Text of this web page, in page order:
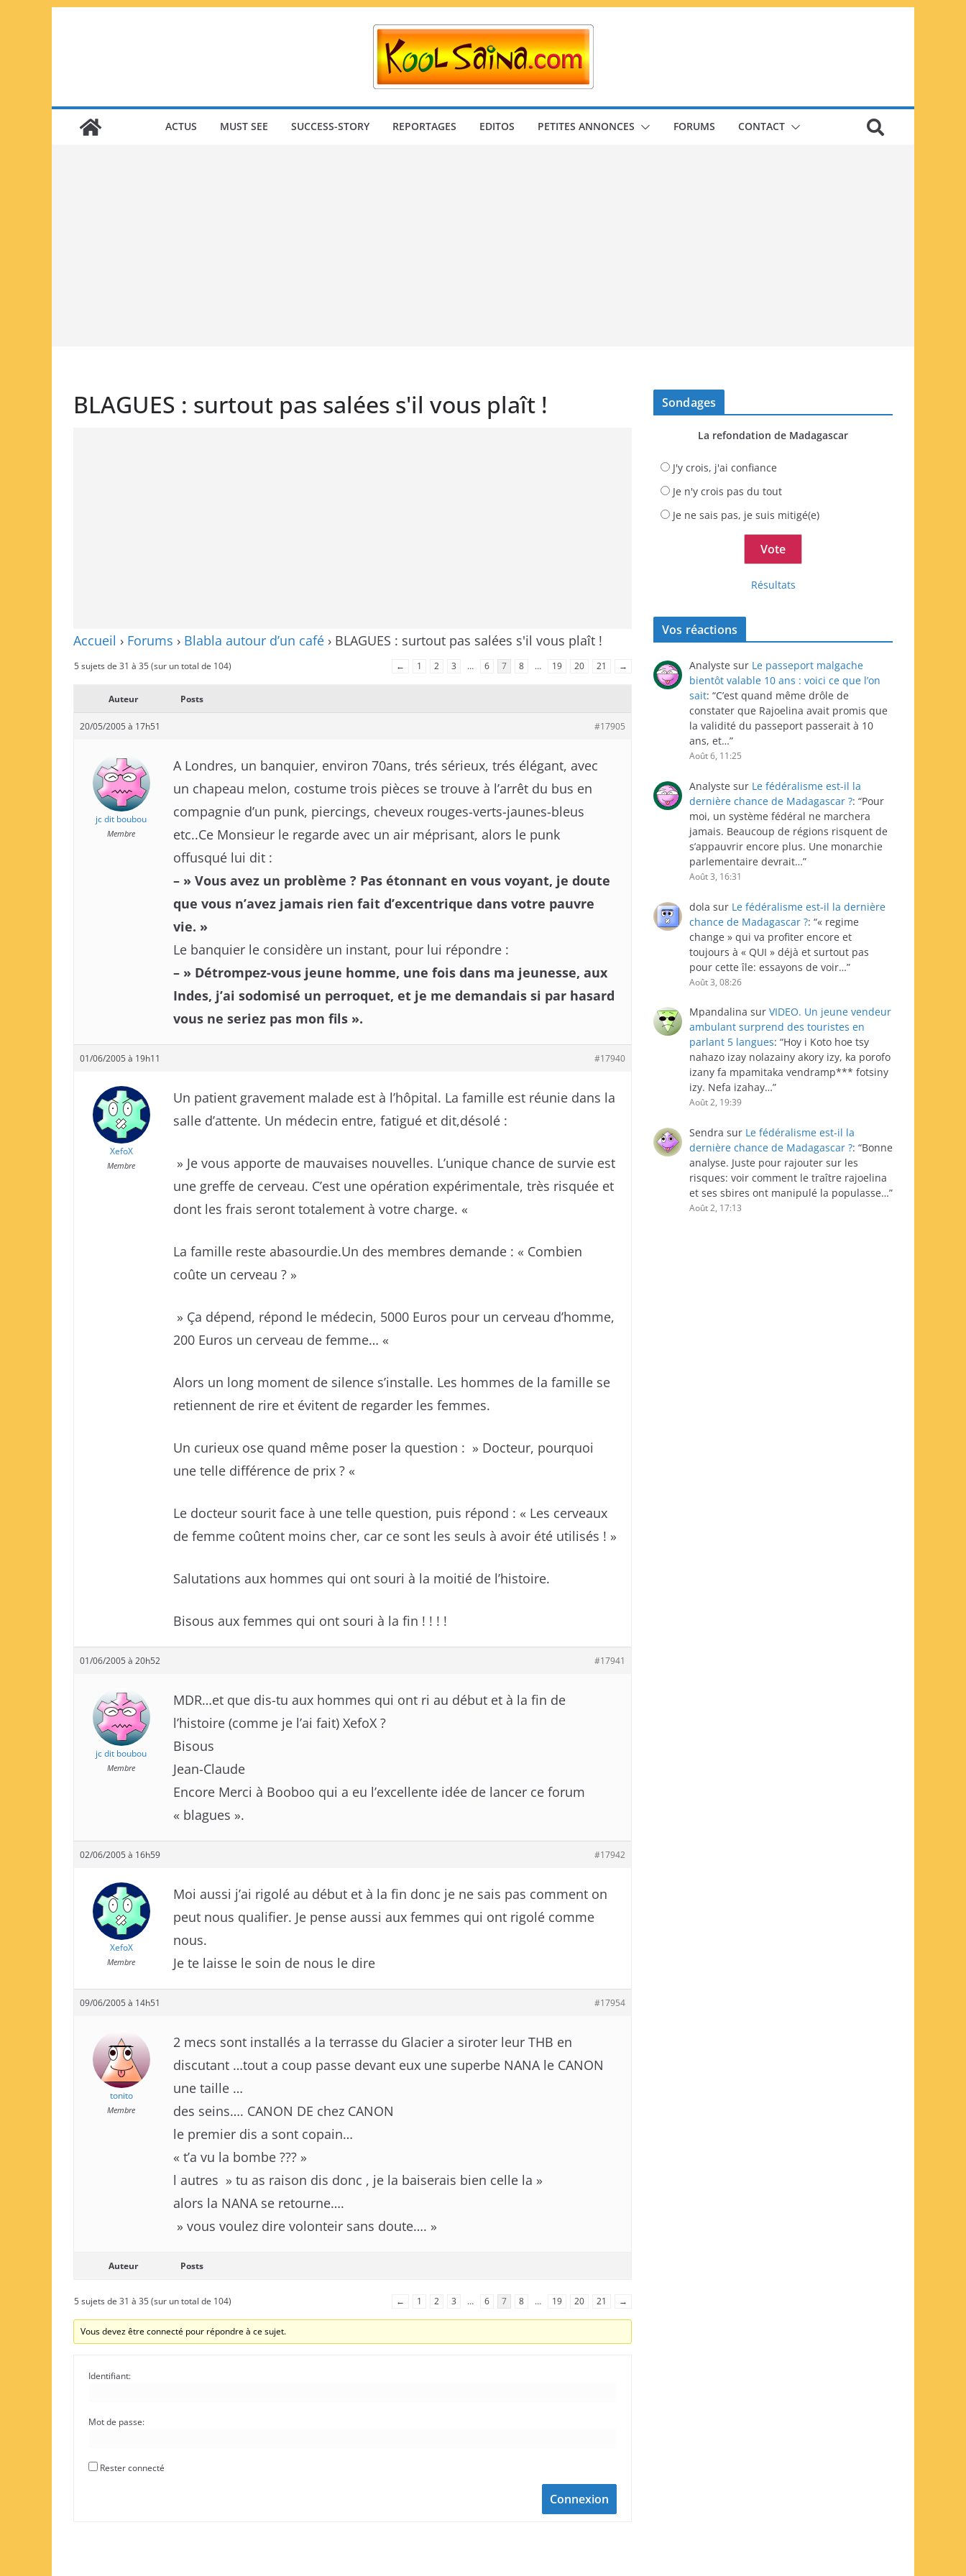
ACTUS MUST SEE SUCCESS-STORY REPORTAGES EDITOS PETITES ANNONCES FORUMS CONTACT
BLAGUES : surtout pas salées s'il vous plaît !
Accueil › Forums › Blabla autour d’un café › BLAGUES : surtout pas salées s'il vous plaît !
5 sujets de 31 à 35 (sur un total de 104) ← 1 2 3 … 6 7 8 … 19 20 21 →
Auteur Posts
20/05/2005 à 17h51 #17905
jc dit boubou
Membre
A Londres, un banquier, environ 70ans, trés sérieux, trés élégant, avec
un chapeau melon, costume trois pièces se trouve à l’arrêt du bus en
compagnie d’un punk, piercings, cheveux rouges-verts-jaunes-bleus
etc..Ce Monsieur le regarde avec un air méprisant, alors le punk
offusqué lui dit :
– » Vous avez un problème ? Pas étonnant en vous voyant, je doute
que vous n’avez jamais rien fait d’excentrique dans votre pauvre
vie. »
Le banquier le considère un instant, pour lui répondre :
– » Détrompez-vous jeune homme, une fois dans ma jeunesse, aux
Indes, j’ai sodomisé un perroquet, et je me demandais si par hasard
vous ne seriez pas mon fils ».
01/06/2005 à 19h11 #17940
XefoX
Membre
Un patient gravement malade est à l’hôpital. La famille est réunie dans la
salle d’attente. Un médecin entre, fatigué et dit,désolé :
» Je vous apporte de mauvaises nouvelles. L’unique chance de survie est
une greffe de cerveau. C’est une opération expérimentale, très risquée et
dont les frais seront totalement à votre charge. «
La famille reste abasourdie.Un des membres demande : « Combien
coûte un cerveau ? »
» Ça dépend, répond le médecin, 5000 Euros pour un cerveau d’homme,
200 Euros un cerveau de femme… «
Alors un long moment de silence s’installe. Les hommes de la famille se
retiennent de rire et évitent de regarder les femmes.
Un curieux ose quand même poser la question : » Docteur, pourquoi
une telle différence de prix ? «
Le docteur sourit face à une telle question, puis répond : « Les cerveaux
de femme coûtent moins cher, car ce sont les seuls à avoir été utilisés ! »
Salutations aux hommes qui ont souri à la moitié de l’histoire.
Bisous aux femmes qui ont souri à la fin ! ! ! !
01/06/2005 à 20h52 #17941
jc dit boubou
Membre
MDR…et que dis-tu aux hommes qui ont ri au début et à la fin de
l’histoire (comme je l’ai fait) XefoX ?
Bisous
Jean-Claude
Encore Merci à Booboo qui a eu l’excellente idée de lancer ce forum
« blagues ».
02/06/2005 à 16h59 #17942
XefoX
Membre
Moi aussi j’ai rigolé au début et à la fin donc je ne sais pas comment on
peut nous qualifier. Je pense aussi aux femmes qui ont rigolé comme
nous.
Je te laisse le soin de nous le dire
09/06/2005 à 14h51 #17954
tonito
Membre
2 mecs sont installés a la terrasse du Glacier a siroter leur THB en
discutant …tout a coup passe devant eux une superbe NANA le CANON
une taille …
des seins…. CANON DE chez CANON
le premier dis a sont copain…
« t’a vu la bombe ??? »
l autres » tu as raison dis donc , je la baiserais bien celle la »
alors la NANA se retourne….
» vous voulez dire volonteir sans doute…. »
Auteur Posts
5 sujets de 31 à 35 (sur un total de 104) ← 1 2 3 … 6 7 8 … 19 20 21 →
Vous devez être connecté pour répondre à ce sujet.
Identifiant:
Mot de passe:
Rester connecté
Connexion
Sondages
La refondation de Madagascar
J'y crois, j'ai confiance
Je n'y crois pas du tout
Je ne sais pas, je suis mitigé(e)
Résultats
Vos réactions
Analyste sur Le passeport malgache
bientôt valable 10 ans : voici ce que l’on
sait: “C’est quand même drôle de
constater que Rajoelina avait promis que
la validité du passeport passerait à 10
ans, et…”
Août 6, 11:25
Analyste sur Le fédéralisme est-il la
dernière chance de Madagascar ?: “Pour
moi, un système fédéral ne marchera
jamais. Beaucoup de régions risquent de
s’appauvrir encore plus. Une monarchie
parlementaire devrait…”
Août 3, 16:31
dola sur Le fédéralisme est-il la dernière
chance de Madagascar ?: “« regime
change » qui va profiter encore et
toujours à « QUI » déjà et surtout pas
pour cette île: essayons de voir…”
Août 3, 08:26
Mpandalina sur VIDEO. Un jeune vendeur
ambulant surprend des touristes en
parlant 5 langues: “Hoy i Koto hoe tsy
nahazo izay nolazainy akory izy, ka porofo
izany fa mpamitaka vendramp*** fotsiny
izy. Nefa izahay…”
Août 2, 19:39
Sendra sur Le fédéralisme est-il la
dernière chance de Madagascar ?: “Bonne
analyse. Juste pour rajouter sur les
risques: voir comment le traître rajoelina
et ses sbires ont manipulé la populasse…”
Août 2, 17:13